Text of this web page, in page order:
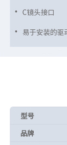
C镜头接口
易于安装的驱
型号
品牌